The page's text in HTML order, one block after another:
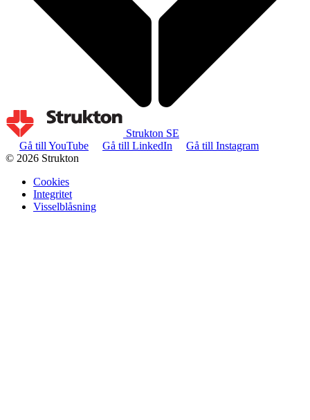
Strukton SE
Gå till YouTube
Gå till LinkedIn
Gå till Instagram
© 2026 Strukton
Cookies
Integritet
Visselblåsning